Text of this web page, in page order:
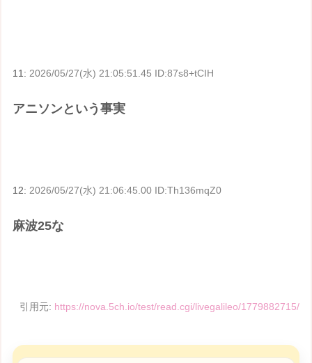
11:2026/05/27(水) 21:05:51.45 ID:87s8+tCIH
アニソンという事実
12: 2026/05/27(水) 21:06:45.00 ID:Th136mqZ0
麻波25な
引用元: https://nova.5ch.io/test/read.cgi/livegalileo/1779882715/